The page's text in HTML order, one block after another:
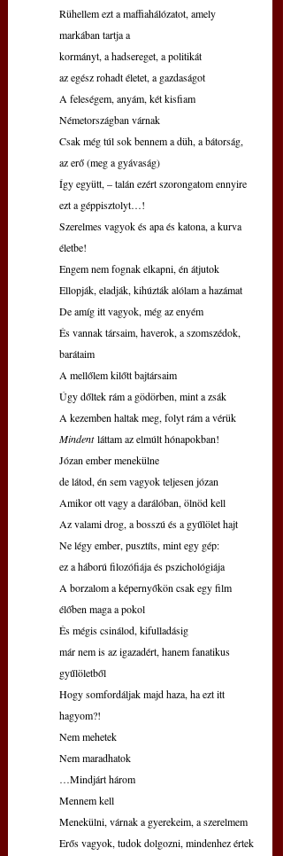
Rühellem ezt a maffiahálózatot, amely
markában tartja a
kormányt, a hadsereget, a politikát
az egész rohadt életet, a gazdaságot
A feleségem, anyám, két kisfiam
Németországban várnak
Csak még túl sok bennem a düh, a bátorság,
az erő (meg a gyávaság)
Így együtt, – talán ezért szorongatom ennyire
ezt a géppisztolyt…!
Szerelmes vagyok és apa és katona, a kurva
életbe!
Engem nem fognak elkapni, én átjutok
Ellopják, eladják, kihúzták alólam a hazámat
De amíg itt vagyok, még az enyém
És vannak társaim, haverok, a szomszédok,
barátaim
A mellőlem kilőtt bajtársaim
Úgy dőltek rám a gödörben, mint a zsák
A kezemben haltak meg, folyt rám a vérük
Mindent láttam az elmúlt hónapokban!
Józan ember menekülne
de látod, én sem vagyok teljesen józan
Amikor ott vagy a darálóban, ölnöd kell
Az valami drog, a bosszú és a gyűlölet hajt
Ne légy ember, pusztíts, mint egy gép:
ez a háború filozófiája és pszichológiája
A borzalom a képernyőkön csak egy film
élőben maga a pokol
És mégis csinálod, kifulladásig
már nem is az igazadért, hanem fanatikus
gyűlöletből
Hogy somfordáljak majd haza, ha ezt itt
hagyom?!
Nem mehetek
Nem maradhatok
…Mindjárt három
Mennem kell
Menekülni, várnak a gyerekeim, a szerelmem
Erős vagyok, tudok dolgozni, mindenhez értek